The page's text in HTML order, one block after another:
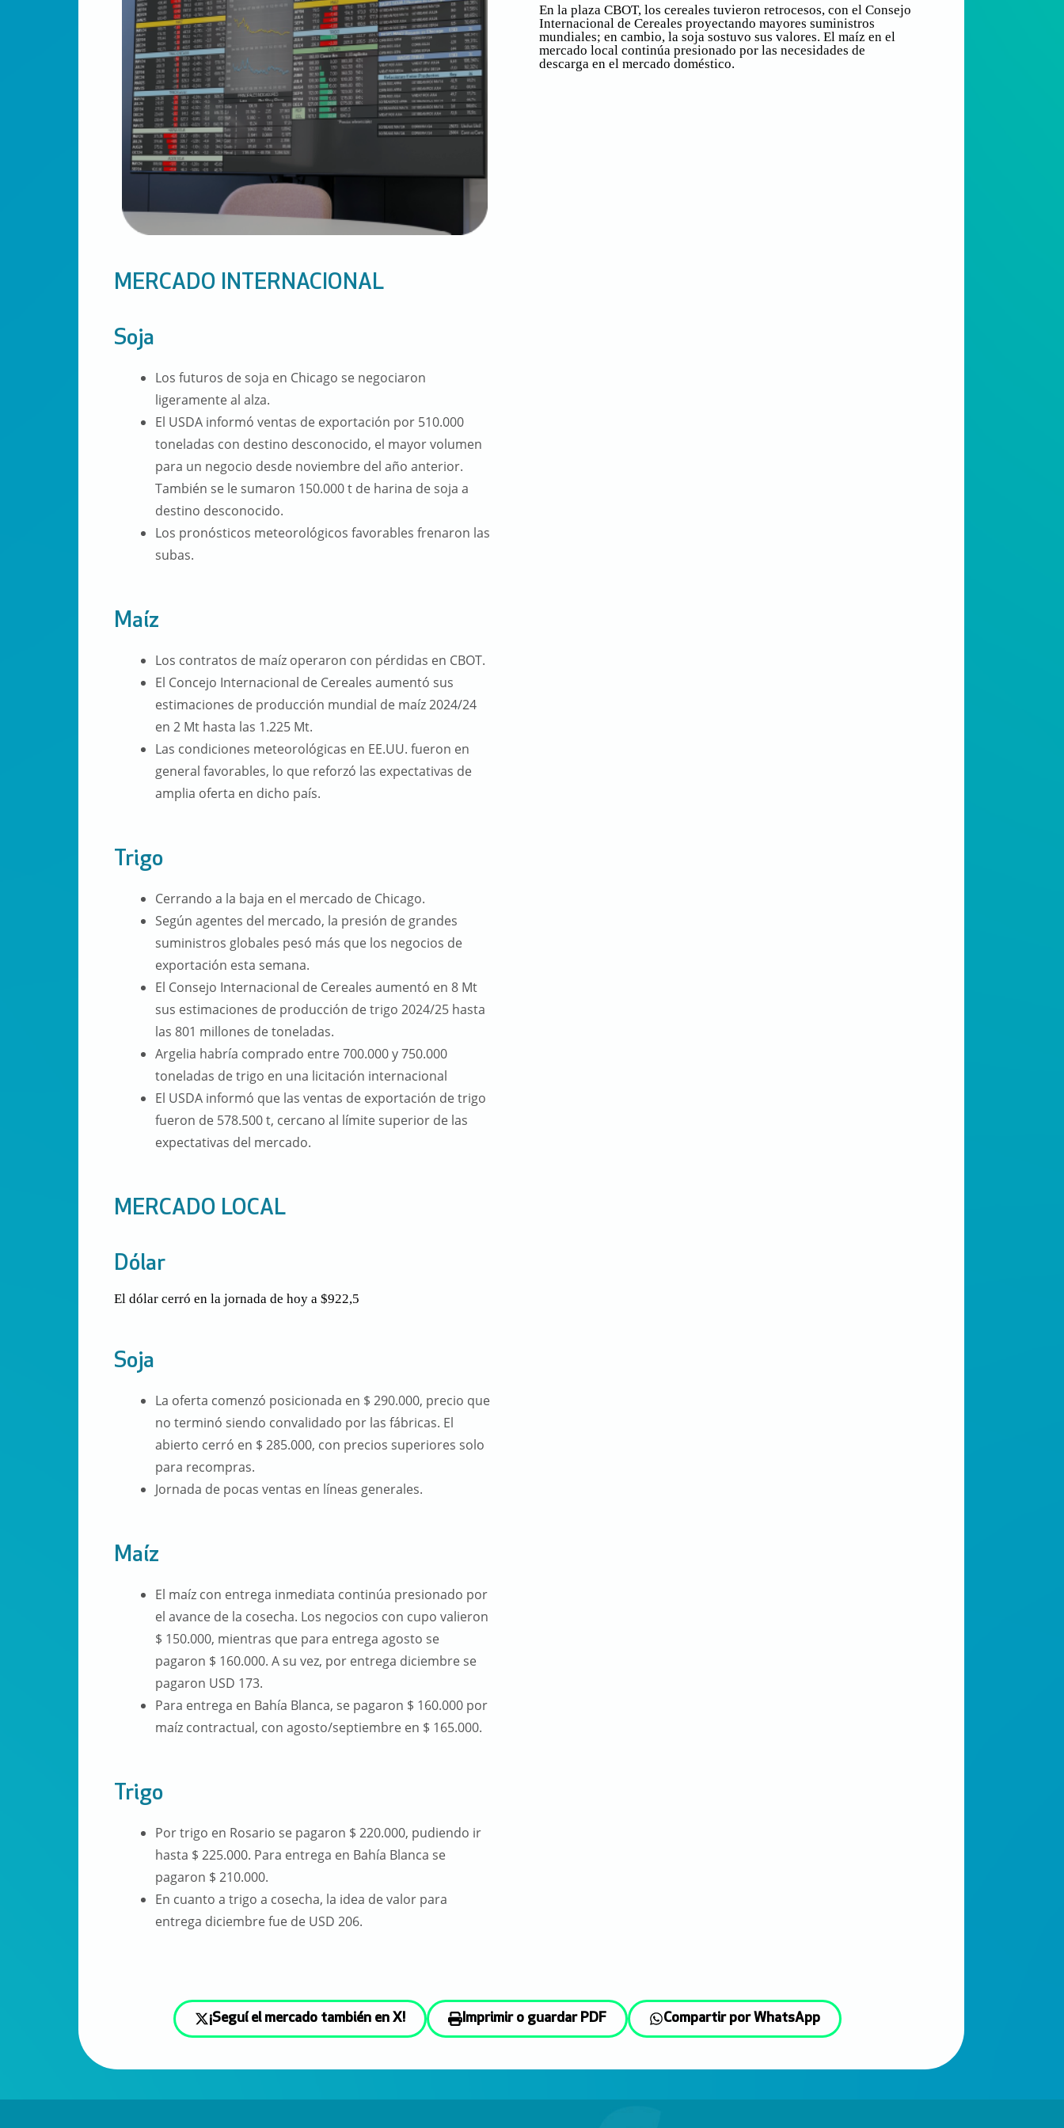
En la plaza CBOT, los cereales tuvieron retrocesos, con el Consejo
Internacional de Cereales proyectando mayores suministros
mundiales; en cambio, la soja sostuvo sus valores. El maíz en el
mercado local continúa presionado por las necesidades de
descarga en el mercado doméstico.
MERCADO INTERNACIONAL
Soja
Los futuros de soja en Chicago se negociaron
ligeramente al alza.
El USDA informó ventas de exportación por 510.000
toneladas con destino desconocido, el mayor volumen
para un negocio desde noviembre del año anterior.
También se le sumaron 150.000 t de harina de soja a
destino desconocido.
Los pronósticos meteorológicos favorables frenaron las
subas.
Maíz
Los contratos de maíz operaron con pérdidas en CBOT.
El Concejo Internacional de Cereales aumentó sus
estimaciones de producción mundial de maíz 2024/24
en 2 Mt hasta las 1.225 Mt.
Las condiciones meteorológicas en EE.UU. fueron en
general favorables, lo que reforzó las expectativas de
amplia oferta en dicho país.
Trigo
Cerrando a la baja en el mercado de Chicago.
Según agentes del mercado, la presión de grandes
suministros globales pesó más que los negocios de
exportación esta semana.
El Consejo Internacional de Cereales aumentó en 8 Mt
sus estimaciones de producción de trigo 2024/25 hasta
las 801 millones de toneladas.
Argelia habría comprado entre 700.000 y 750.000
toneladas de trigo en una licitación internacional
El USDA informó que las ventas de exportación de trigo
fueron de 578.500 t, cercano al límite superior de las
expectativas del mercado.
MERCADO LOCAL
Dólar
El dólar cerró en la jornada de hoy a $922,5
Soja
La oferta comenzó posicionada en $ 290.000, precio que
no terminó siendo convalidado por las fábricas. El
abierto cerró en $ 285.000, con precios superiores solo
para recompras.
Jornada de pocas ventas en líneas generales.
Maíz
El maíz con entrega inmediata continúa presionado por
el avance de la cosecha. Los negocios con cupo valieron
$ 150.000, mientras que para entrega agosto se
pagaron $ 160.000. A su vez, por entrega diciembre se
pagaron USD 173.
Para entrega en Bahía Blanca, se pagaron $ 160.000 por
maíz contractual, con agosto/septiembre en $ 165.000.
Trigo
Por trigo en Rosario se pagaron $ 220.000, pudiendo ir
hasta $ 225.000. Para entrega en Bahía Blanca se
pagaron $ 210.000.
En cuanto a trigo a cosecha, la idea de valor para
entrega diciembre fue de USD 206.
¡Seguí el mercado también en X! Imprimir o guardar PDF Compartir por WhatsApp